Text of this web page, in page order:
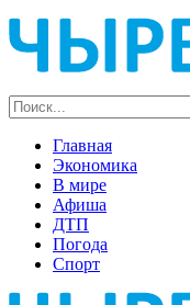
Главная
Экономика
В мире
Афиша
ДТП
Погода
Спорт